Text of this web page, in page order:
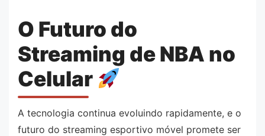
O Futuro do
Streaming de NBA no
Celular
A tecnologia continua evoluindo rapidamente, e o
futuro do streaming esportivo móvel promete ser